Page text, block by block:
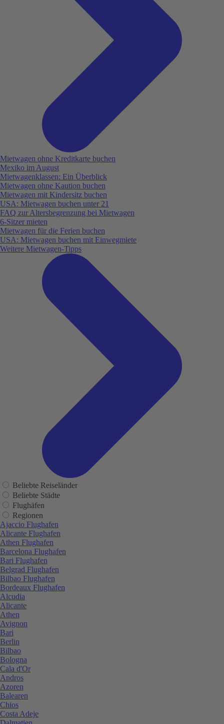
Mietwagen ohne Kreditkarte buchen
Mexiko im August
Mietwagenklassen: Ein Überblick
Mietwagen ohne Kaution buchen
Mietwagen mit Kindersitz buchen
USA: Mietwagen buchen unter 21
FAQ zur Altersbegrenzung bei Mietwagen
6-Sitzer mieten
Mietwagen für die Ferien buchen
USA: Mietwagen buchen mit Einwegmiete
Weitere Mietwagen-Tipps
Beliebte Reiseländer
Beliebte Städte
Flughäfen
Regionen
Ajaccio Flughafen
Alicante Flughafen
Athen Flughafen
Barcelona Flughafen
Bari Flughafen
Belgrad Flughafen
Bilbao Flughafen
Bordeaux Flughafen
Alcudia
Alicante
Athen
Avignon
Bari
Berlin
Bilbao
Bologna
Cala d'Or
Andros
Azoren
Balearen
Chios
Costa Adeje